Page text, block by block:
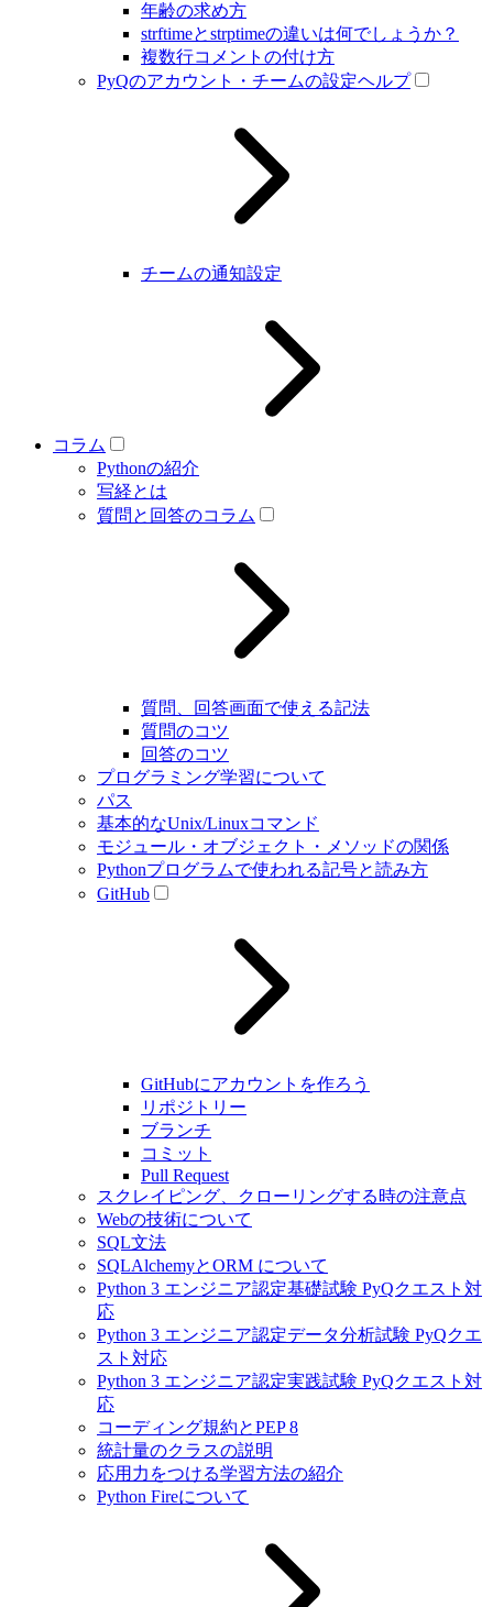
年齢の求め方
strftimeとstrptimeの違いは何でしょうか？
複数行コメントの付け方
PyQのアカウント・チームの設定ヘルプ
チームの通知設定
コラム
Pythonの紹介
写経とは
質問と回答のコラム
質問、回答画面で使える記法
質問のコツ
回答のコツ
プログラミング学習について
パス
基本的なUnix/Linuxコマンド
モジュール・オブジェクト・メソッドの関係
Pythonプログラムで使われる記号と読み方
GitHub
GitHubにアカウントを作ろう
リポジトリー
ブランチ
コミット
Pull Request
スクレイピング、クローリングする時の注意点
Webの技術について
SQL文法
SQLAlchemyとORM について
Python 3 エンジニア認定基礎試験 PyQクエスト対
応
Python 3 エンジニア認定データ分析試験 PyQクエ
スト対応
Python 3 エンジニア認定実践試験 PyQクエスト対
応
コーディング規約とPEP 8
統計量のクラスの説明
応用力をつける学習方法の紹介
Python Fireについて